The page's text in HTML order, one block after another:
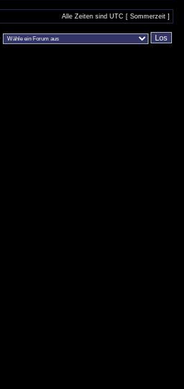
Alle Zeiten sind UTC [ Sommerzeit ]